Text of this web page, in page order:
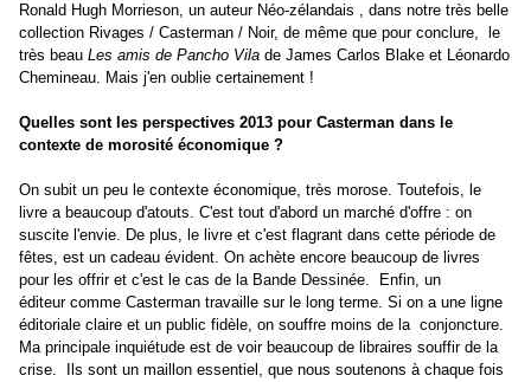
Ronald Hugh Morrieson, un auteur Néo-zélandais , dans notre très belle
collection Rivages / Casterman / Noir, de même que pour conclure, le
très beau Les amis de Pancho Vila de James Carlos Blake et Léonardo
Chemineau. Mais j'en oublie certainement !
Quelles sont les perspectives 2013 pour Casterman dans le
contexte de morosité économique ?
On subit un peu le contexte économique, très morose. Toutefois, le
livre a beaucoup d'atouts. C'est tout d'abord un marché d'offre : on
suscite l'envie. De plus, le livre et c'est flagrant dans cette période de
fêtes, est un cadeau évident. On achète encore beaucoup de livres
pour les offrir et c'est le cas de la Bande Dessinée. Enfin, un
éditeur comme Casterman travaille sur le long terme. Si on a une ligne
éditoriale claire et un public fidèle, on souffre moins de la conjoncture.
Ma principale inquiétude est de voir beaucoup de libraires souffir de la
crise. Ils sont un maillon essentiel, que nous soutenons à chaque fois